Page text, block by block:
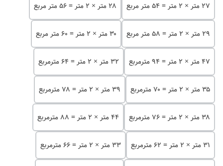
۲۷ متر × ۲ متر = ۵۴ متر مربع ۲۸ متر × ۲ متر = ۵۶ متر مربع
۲۹ متر × ۲ متر = ۵۸ متر مربع ۳۰ متر × ۲ متر = ۶۰ متر مربع
۴۷ متر × ۲ متر = ۹۴ مترمربع ۳۲ متر × ۲ متر = ۶۴ مترمربع
۳۵ متر × ۲ متر = ۷۰ مترمربع ۳۹ متر × ۲ متر = ۷۸ مترمربع
۳۸ متر × ۲ متر = ۷۶ مترمربع ۴۴ متر × ۲ متر = ۸۸ مترمربع
۳۱ متر × ۲ متر = ۶۲ مترمربع ۳۳ متر × ۲ متر = ۶۶ مترمربع